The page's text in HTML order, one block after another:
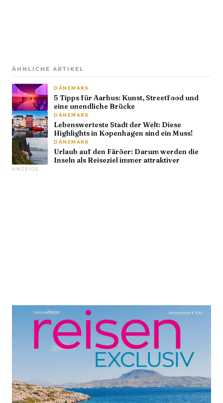
ÄHNLICHE ARTIKEL
DÄNEMARK
5 Tipps für Aarhus: Kunst, Streetfood und
eine unendliche Brücke
DÄNEMARK
Lebenswerteste Stadt der Welt: Diese
Highlights in Kopenhagen sind ein Muss!
DÄNEMARK
Urlaub auf den Färöer: Darum werden die
Inseln als Reiseziel immer attraktiver
ANZEIGE